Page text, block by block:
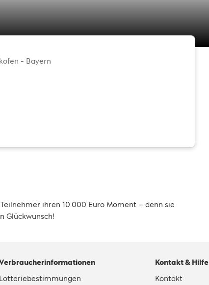
- Bayern
ihren 10.000 Euro Moment – denn sie
Glückwunsch!
Lotteriebestimmungen
Kontakt & Hilfe
Kontakt